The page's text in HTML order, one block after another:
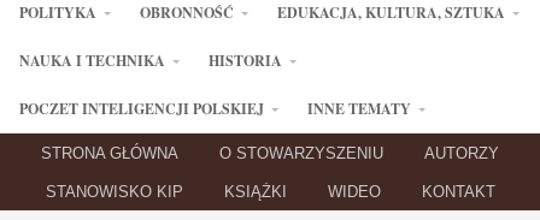
POLITYKA OBRONNOŚĆ EDUKACJA, KULTURA, SZTUKA
NAUKA I TECHNIKA HISTORIA
POCZET INTELIGENCJI POLSKIEJ INNE TEMATY
STRONA GŁÓWNA O STOWARZYSZENIU AUTORZY
STANOWISKO KIP KSIĄŻKI WIDEO KONTAKT